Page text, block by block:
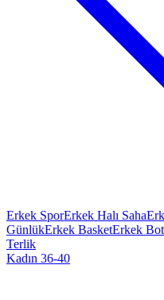
Erkek SporErkek Halı Saha
GünlükErkek BasketErkek Bot
Terlik
Kadın 36-40